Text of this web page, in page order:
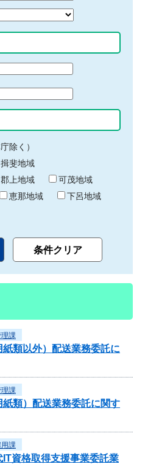
除く）
揖斐地域
郡上地域
可茂地域
恵那地域
下呂地域
課
類以外）配送業務委託に
課
類）配送業務委託に関す
課
資格取得支援事業委託業